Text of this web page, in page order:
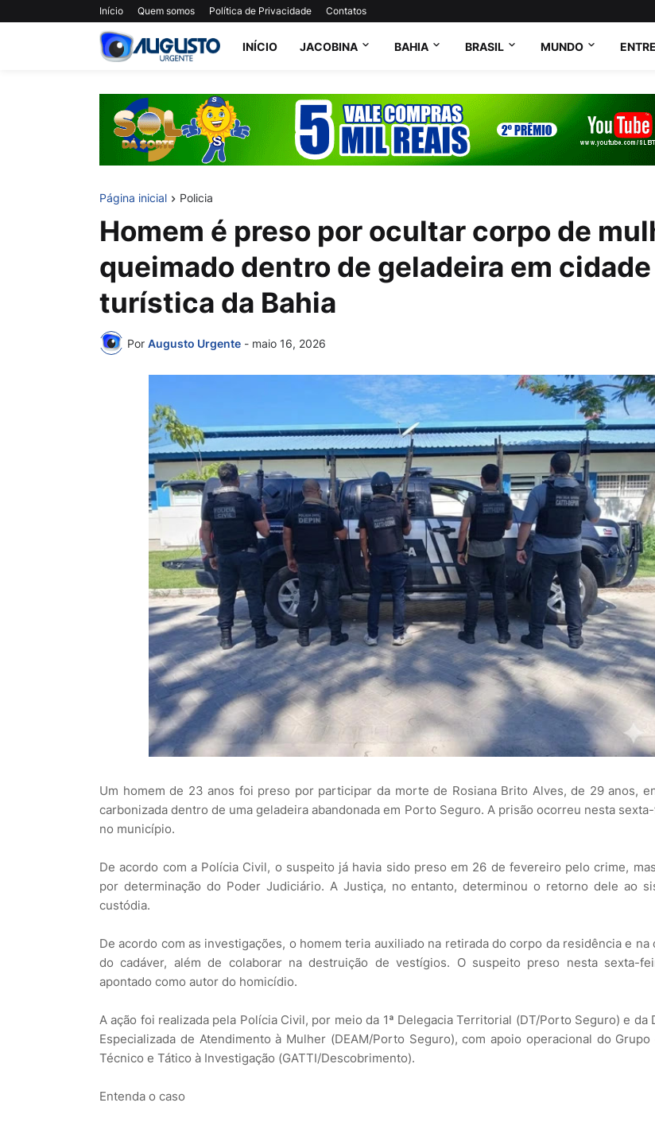
Início Quem somos Política de Privacidade Contatos
INÍCIO JACOBINA BAHIA BRASIL MUNDO
Página inicial Policia
Homem é preso por ocultar corpo de
queimado dentro de geladeira em cidade
turística da Bahia
Por Augusto Urgente - maio 16, 2026
Um homem de 23 anos foi preso por participar da morte de Rosiana Brito Alves, de 29 anos,
carbonizada dentro de uma geladeira abandonada em Porto Seguro. A prisão ocorreu nesta
no município.
De acordo com a Polícia Civil, o suspeito já havia sido preso em 26 de fevereiro pelo crime,
por determinação do Poder Judiciário. A Justiça, no entanto, determinou o retorno dele ao
custódia.
De acordo com as investigações, o homem teria auxiliado na retirada do corpo da residência e na
do cadáver, além de colaborar na destruição de vestígios. O suspeito preso nesta sexta-
apontado como autor do homicídio.
A ação foi realizada pela Polícia Civil, por meio da 1ª Delegacia Territorial (DT/Porto Seguro) e da
Especializada de Atendimento à Mulher (DEAM/Porto Seguro), com apoio operacional do Grupo
Técnico e Tático à Investigação (GATTI/Descobrimento).
Entenda o caso